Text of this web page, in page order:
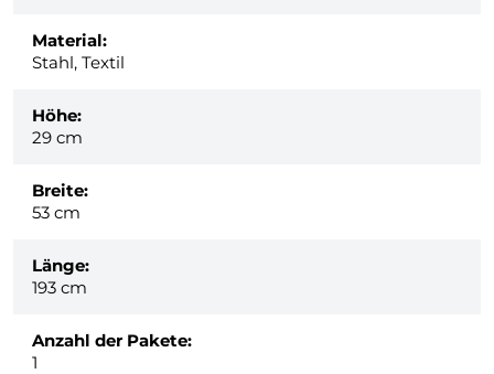
Material:
Stahl, Textil
Höhe:
29 cm
Breite:
53 cm
Länge:
193 cm
Anzahl der Pakete:
1